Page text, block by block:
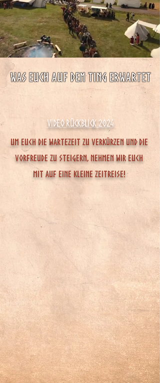
Was euch auf dem ting erwartet
Video Rückblick 2024
Um euch die Wartezeit zu verkürzen und die
Vorfreude zu steigern, nehmen wir euch
mit auf eine kleine Zeitreise!